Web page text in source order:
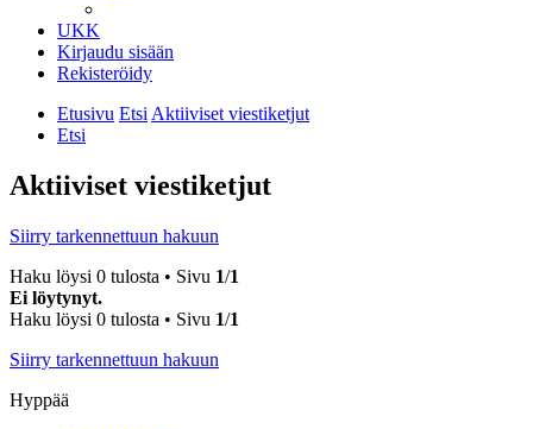
UKK
Kirjaudu sisään
Rekisteröidy
Etusivu EtsiAktiiviset viestiketjut
Etsi
Aktiiviset viestiketjut
Siirry tarkennettuun hakuun
Haku löysi 0 tulosta • Sivu 1/1
Ei löytynyt.
Haku löysi 0 tulosta • Sivu 1/1
Siirry tarkennettuun hakuun
Hyppää